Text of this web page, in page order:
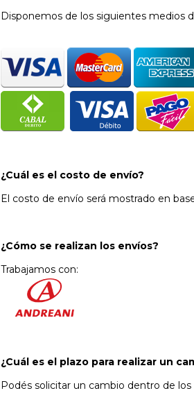
Disponemos de los siguientes medios
¿Cuál es el costo de envío?
El costo de envío será mostrado en
¿Cómo se realizan los envíos?
Trabajamos con:
¿Cuál es el plazo para realizar un
Podés solicitar un cambio dentro de los